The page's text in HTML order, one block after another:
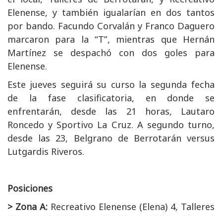
Elenense, y también igualarían en dos tantos
por bando. Facundo Corvalán y Franco Daguero
marcaron para la “T”, mientras que Hernán
Martínez se despachó con dos goles para
Elenense.
Este jueves seguirá su curso la segunda fecha
de la fase clasificatoria, en donde se
enfrentarán, desde las 21 horas, Lautaro
Roncedo y Sportivo La Cruz. A segundo turno,
desde las 23, Belgrano de Berrotarán versus
Lutgardis Riveros.
Posiciones
> Zona A: Recreativo Elenense (Elena) 4, Talleres